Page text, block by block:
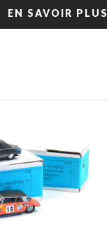
EN SAVOIR PLUS